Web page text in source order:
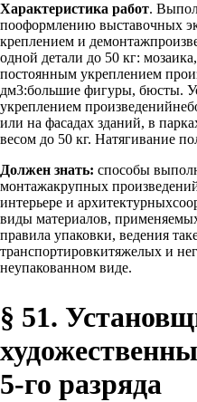
Характеристика работ.
пооформлению выставочных
креплением и
одной детали до 50 кг:
постоянным укреплением
дм3:большие фигуры, бюсты.
укреплением
или на фасадах зданий, в
весом до 50 кг. Натягивание
Должен знать: способы
монтажакрупных
интерьере и
виды материалов,
правила упаковки, ведения
транспортировкитяжелых и
неупакованном виде.
§ 51.
5-го разряда